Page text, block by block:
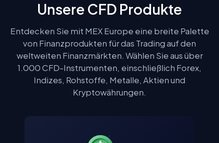
Unsere CFD Produkte
Entdecken Sie mit MEX Europe eine breite Palette
von Finanzprodukten für das Trading auf den
weltweiten Finanzmärkten. Wählen Sie aus über
1.000 CFD-Instrumenten, einschließlich Forex,
Indizes, Rohstoffe, Metalle, Aktien und
Kryptowährungen.